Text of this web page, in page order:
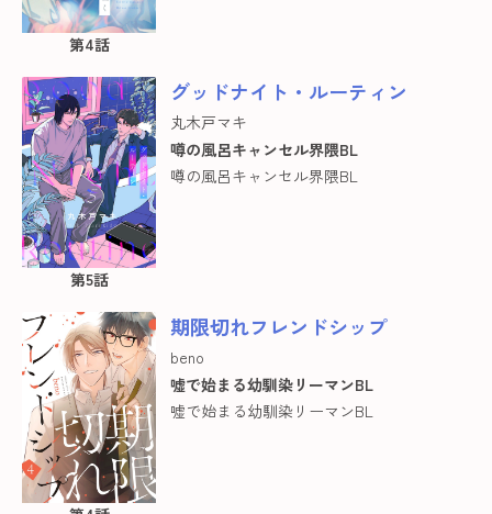
第4話
第5話
グッドナイト・ルーティン
丸木戸マキ
噂の風呂キャンセル界隈BL
噂の風呂キャンセル界隈BL
期限切れフレンドシップ
beno
嘘で始まる幼馴染リーマンBL
嘘で始まる幼馴染リーマンBL